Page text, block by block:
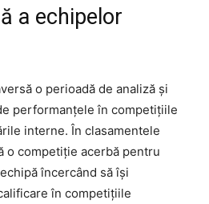
a echipelor
o perioadă de analiză și
performanțele în competițiile
interne. În clasamentele
o competiție acerbă pentru
încercând să își
în competițiile